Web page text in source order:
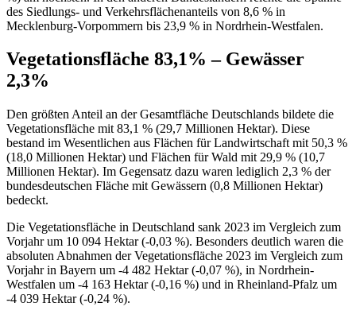
des Siedlungs- und Verkehrsflächenanteils von 8,6 % in
Mecklenburg-Vorpommern bis 23,9 % in Nordrhein-Westfalen.
Vegetationsfläche 83,1% – Gewässer
2,3%
Den größten Anteil an der Gesamtfläche Deutschlands bildete die
Vegetationsfläche mit 83,1 % (29,7 Millionen Hektar). Diese
bestand im Wesentlichen aus Flächen für Landwirtschaft mit 50,3 %
(18,0 Millionen Hektar) und Flächen für Wald mit 29,9 % (10,7
Millionen Hektar). Im Gegensatz dazu waren lediglich 2,3 % der
bundesdeutschen Fläche mit Gewässern (0,8 Millionen Hektar)
bedeckt.
Die Vegetationsfläche in Deutschland sank 2023 im Vergleich zum
Vorjahr um 10 094 Hektar (-0,03 %). Besonders deutlich waren die
absoluten Abnahmen der Vegetationsfläche 2023 im Vergleich zum
Vorjahr in Bayern um -4 482 Hektar (-0,07 %), in Nordrhein-
Westfalen um -4 163 Hektar (-0,16 %) und in Rheinland-Pfalz um
-4 039 Hektar (-0,24 %).